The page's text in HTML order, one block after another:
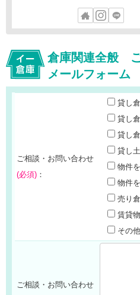
倉庫関連全般
メールフォーム
ご相談・お問い合わせ
(必須) ：
貸し
貸し
貸し
貸し
物件
物件
売り
賃貸
その
ご相談・お問い合わせ